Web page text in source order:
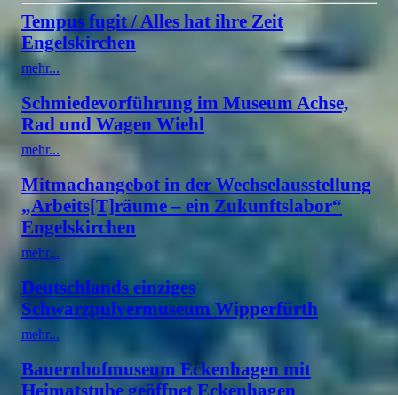
Tempus fugit / Alles hat ihre Zeit
Engelskirchen
mehr...
Schmiedevorführung im Museum Achse,
Rad und Wagen Wiehl
mehr...
Mitmachangebot in der Wechselausstellung
„Arbeits[T]räume – ein Zukunftslabor“
Engelskirchen
mehr...
Deutschlands einziges
Schwarzpulvermuseum Wipperfürth
mehr...
Bauernhofmuseum Eckenhagen mit
Heimatstube geöffnet Eckenhagen